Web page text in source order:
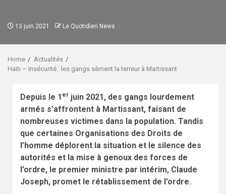
13 juin 2021 Le Quotidien News
Home
Actualités
Haïti – Insécurité : les gangs sèment la terreur à Martissant
Depuis le 1 er juin 2021, des gangs lourdement
armés s’affrontent à Martissant, faisant de
nombreuses victimes dans la population. Tandis
que certaines Organisations des Droits de
l’homme déplorent la situation et le silence des
autorités et la mise à genoux des forces de
l’ordre, le premier ministre par intérim, Claude
Joseph, promet le rétablissement de l’ordre.